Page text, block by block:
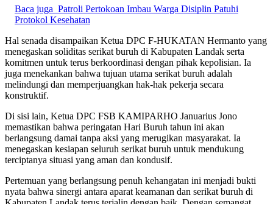
Baca juga Patroli Pertokoan Imbau Warga Disiplin Patuhi
Protokol Kesehatan
Hal senada disampaikan Ketua DPC F-HUKATAN Hermanto yang
menegaskan soliditas serikat buruh di Kabupaten Landak serta
komitmen untuk terus berkoordinasi dengan pihak kepolisian. Ia
juga menekankan bahwa tujuan utama serikat buruh adalah
melindungi dan memperjuangkan hak-hak pekerja secara
konstruktif.
Di sisi lain, Ketua DPC FSB KAMIPARHO Januarius Jono
memastikan bahwa peringatan Hari Buruh tahun ini akan
berlangsung damai tanpa aksi yang merugikan masyarakat. Ia
menegaskan kesiapan seluruh serikat buruh untuk mendukung
terciptanya situasi yang aman dan kondusif.
Pertemuan yang berlangsung penuh kehangatan ini menjadi bukti
nyata bahwa sinergi antara aparat keamanan dan serikat buruh di